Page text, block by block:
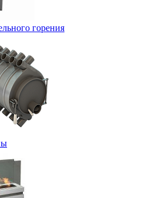
горения